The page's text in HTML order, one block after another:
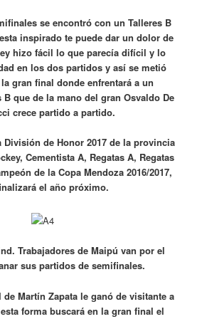
se encontró con un Talleres B
inspirado te puede dar un dolor de
hizo fácil lo que parecía difícil y lo
en los dos partidos y así se metió
gran final donde enfrentará a un
que de la mano del gran Osvaldo De
crece partido a partido.
de Honor 2017 de la provincia
Cementista A, Regatas A, Regatas
de la Copa Mendoza 2016/2017,
el año próximo.
Trabajadores de Maipú van por el
sus partidos de semifinales.
Martín Zapata le ganó de visitante a
forma buscará en la gran final el